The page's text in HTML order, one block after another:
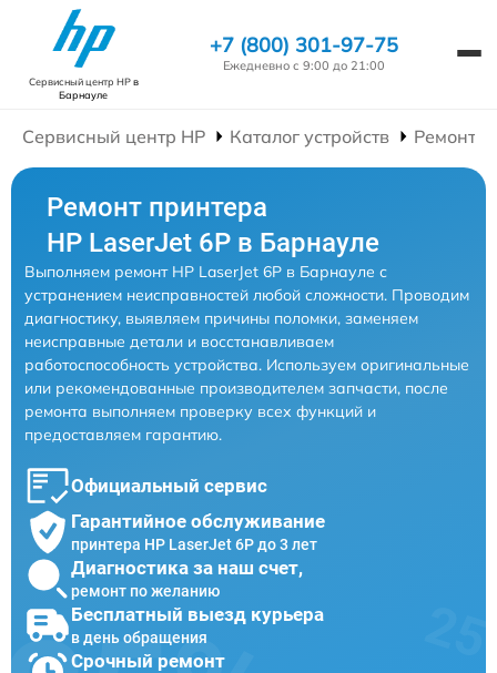
Сервисный центр HPв
Барнауле
+7 (800) 301-97-75
Ежедневно с 9:00 до 21:00
Сервисный центр HP Каталог устройств Ремонт
Ремонт принтера
HP LaserJet 6P в Барнауле
Выполняем ремонт HP LaserJet 6P в Барнауле с
устранением неисправностей любой сложности. Проводим
диагностику, выявляем причины поломки, заменяем
неисправные детали и восстанавливаем
работоспособность устройства. Используем оригинальные
или рекомендованные производителем запчасти, после
ремонта выполняем проверку всех функций и
предоставляем гарантию.
Официальный сервис
Гарантийное обслуживание
принтера HP LaserJet 6P до 3 лет
Диагностика за наш счет,
ремонт по желанию
Бесплатный выезд курьера
в день обращения
Срочный ремонт